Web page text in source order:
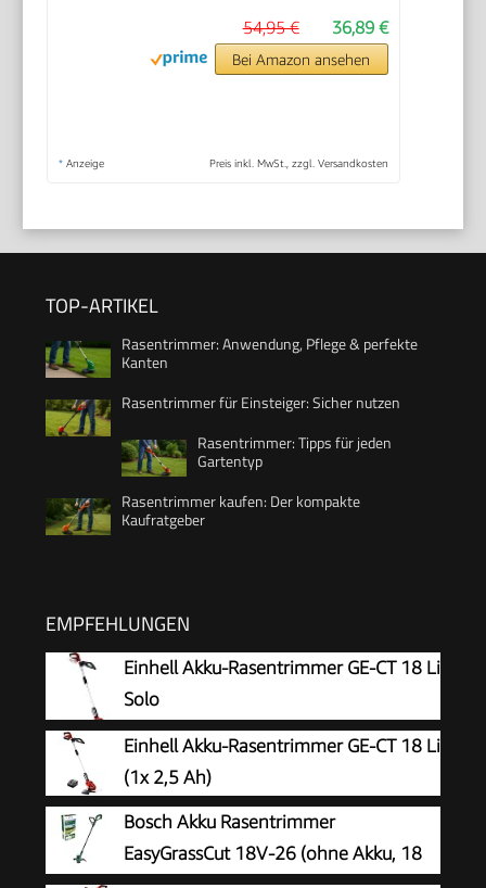
36,89 €
54,95 €
Bei Amazon ansehen
* Anzeige Preis inkl. MwSt., zzgl. Versandkosten
TOP-ARTIKEL
Rasentrimmer: Anwendung, Pflege & perfekte
Kanten
Rasentrimmer für Einsteiger: Sicher nutzen
Rasentrimmer: Tipps für jeden
Gartentyp
Rasentrimmer kaufen: Der kompakte
Kaufratgeber
EMPFEHLUNGEN
Einhell Akku-Rasentrimmer GE-CT 18 Li
Solo
Einhell Akku-Rasentrimmer GE-CT 18 Li
(1x 2,5 Ah)
Bosch Akku Rasentrimmer
EasyGrassCut 18V-26 (ohne Akku, 18